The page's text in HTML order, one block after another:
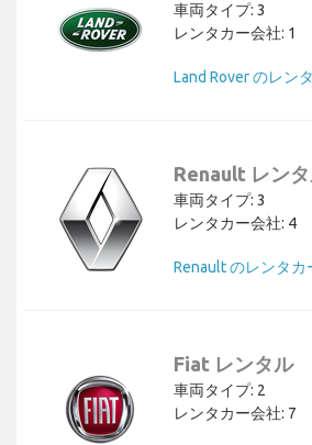
車両タイプ: 3
レンタカー会社: 1
Land Rover のレン
Renault レン
車両タイプ: 3
レンタカー会社: 4
Renault のレンタカ
Fiat レンタル
車両タイプ: 2
レンタカー会社: 7